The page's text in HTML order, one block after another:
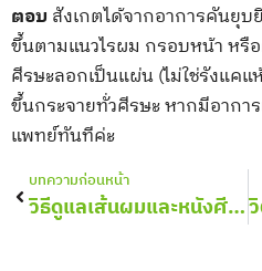
ตอบ สังเกตได้จากอาการคันยุ
ขึ้นตามแนวไรผม กรอบหน้า หรื
ศีรษะลอกเป็นแผ่น (ไม่ใช่รังแค
ขึ้นกระจายทั่วศีรษะ หากมีอากา
แพทย์ทันทีค่ะ
Prev
บทความก่อนหน้า
วิธีดูแลเส้นผมและหนังศีรษะ ป้องกันผมร่วง ผมบาง ทำอย่างไร?